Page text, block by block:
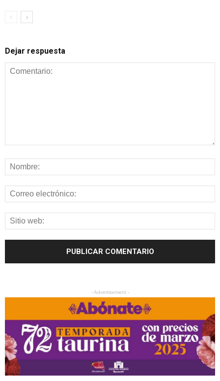
Dejar respuesta
- Advertisement -